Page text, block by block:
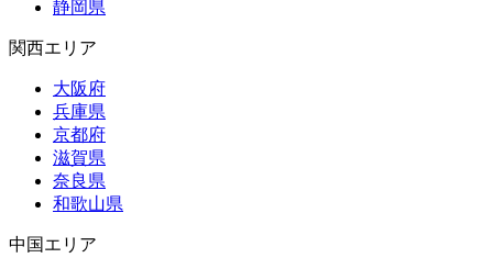
静岡県
関西エリア
大阪府
兵庫県
京都府
滋賀県
奈良県
和歌山県
中国エリア